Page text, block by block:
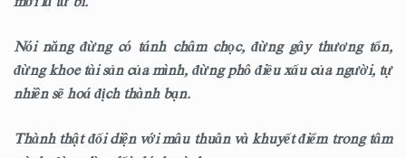
Nói năng đừng có tánh châm chọc, đừng gây thương tổn,
đừng khoe tài sản của mình, đừng phô điều xấu của người, tự
nhiên sẽ hoá địch thành bạn.
Thành thật đối diện với mâu thuẫn và khuyết điểm trong tâm